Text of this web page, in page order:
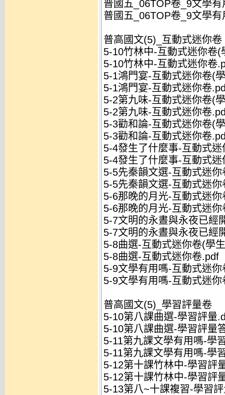
普國五_06TOP卷_9文學
普國五_06TOP卷_9文學
普高國文(5)_互動式迷你卷
5-10竹林中-互動式迷你卷(
5-10竹林中-互動式迷你卷
5-1鴻門宴-互動式迷你卷(
5-1鴻門宴-互動式迷你卷
5-2第九味-互動式迷你卷(
5-2第九味-互動式迷你卷
5-3勸和論-互動式迷你卷(
5-3勸和論-互動式迷你卷
5-4發生了什麼事-互動式
5-4發生了什麼事-互動式迷
5-5先秦韻文選-互動式迷
5-5先秦韻文選-互動式迷你
5-6那晚的月光-互動式迷
5-6那晚的月光-互動式迷你
5-7文明的永晝與永夜已經
5-7文明的永晝與永夜已經
5-8曲選-互動式迷你卷(學
5-8曲選-互動式迷你卷.pdf
5-9文學有用嗎-互動式迷
5-9文學有用嗎-互動式迷你
普高國文(5)_學習評量卷
5-10第八課曲選-學習評量
5-10第八課曲選-學習評量
5-11第九課文學有用嗎-學
5-11第九課文學有用嗎-學
5-12第十課竹林中-學習評
5-12第十課竹林中-學習評
5-13第八~十課複習-學習